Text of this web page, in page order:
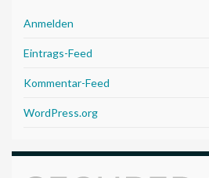
Anmelden
Eintrags-Feed
Kommentar-Feed
WordPress.org